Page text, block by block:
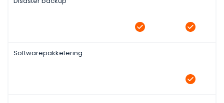
Softwarepakketering